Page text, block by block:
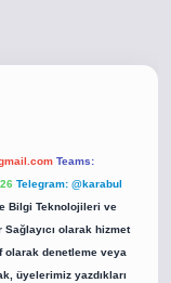
Teams:
Telegram: @karabul
Bilgi Teknolojileri ve
olarak hizmet
denetleme veya
üyelerimiz yazdıkları